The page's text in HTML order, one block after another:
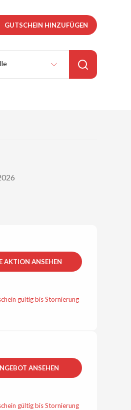
GUTSCHEIN HINZUFÜGEN
AKTION ANSEHEN
gültig bis Stornierung
ANSEHEN
gültig bis Stornierung